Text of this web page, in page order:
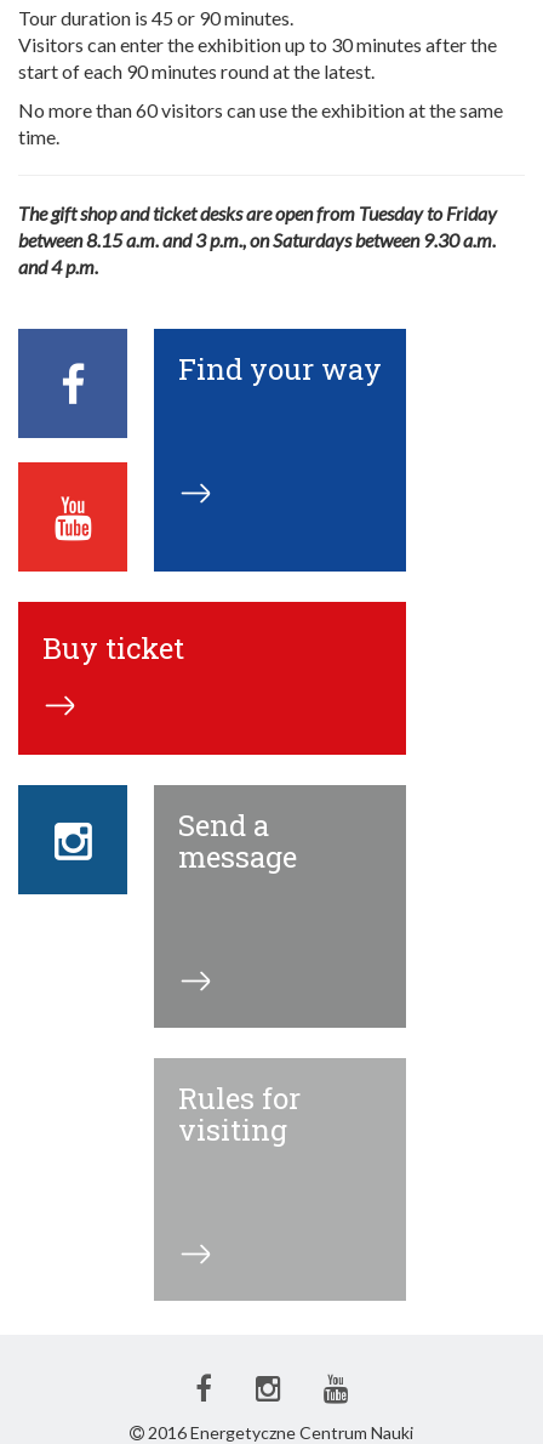
Tour duration is 45 or 90 minutes.
Visitors can enter the exhibition up to 30 minutes after the
start of each 90 minutes round at the latest.
No more than 60 visitors can use the exhibition at the same
time.
The gift shop and ticket desks are open from Tuesday to Friday
between 8.15 a.m. and 3 p.m.,on Saturdays between 9.30 a.m.
and 4 p.m.
Facebook
ECN
Youtube
ECN
Find your way
Buy ticket
Instagram
ECN
Send a
message
Rules for
visiting
FacebookInstagram
ECN
ECN
2016 Energetyczne Centrum Nauki